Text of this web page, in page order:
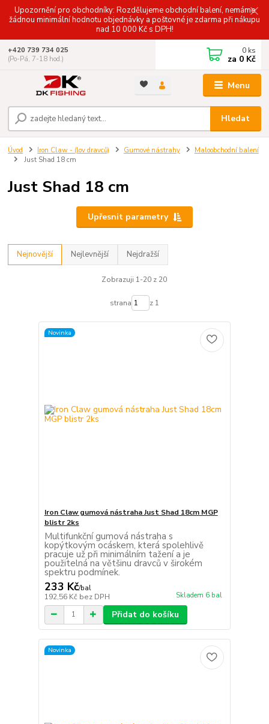
Upozornění pro obchodníky: Rozdělujeme obchodní balení, nemáme
žádnou minimální hodnotu objednávky a poštovné je zdarma při nákupu
nad 10 000 Kč s DPH!
Menu
Hledat
+420 739 734 025
(Po-Pá, 7-18 hod.)
0 ks
za 0 Kč
Úvod Iron Claw - (lov dravců) Gumové nástrahy
Maloobchodní balení
Just Shad 18 cm
Just Shad 18 cm
Upřesnit parametry
Nejnovější Nejlevnější Nejdražší
Zobrazuji 1-20 z 20
strana z 1
Novinka
Iron Claw gumová nástraha Just Shad 18cm MGP
blistr 2ks
Multifunkční gumová nástraha s
kopýtkovým ocáskem, která spolehlivě
pracuje už při minimálním tažení a je
použitelná na většinu dravců v širokém
spektru podmínek.
233 Kč/bal
192,56 Kč bez DPH Skladem 6 bal
Přidat do košíku
Novinka